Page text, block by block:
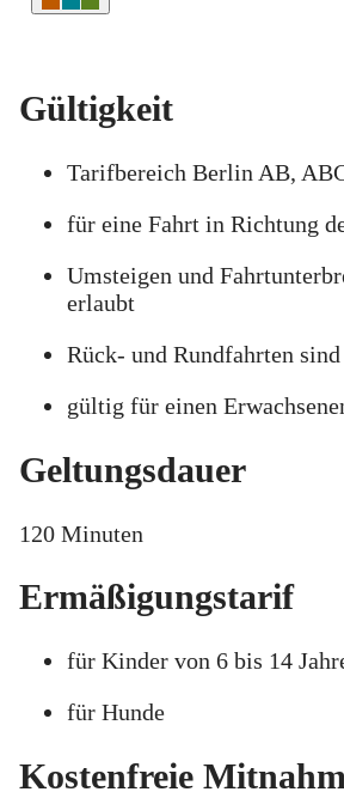
Gültigkeit
Tarifbereich Berlin AB,
für eine Fahrt in Richtung
Umsteigen und
erlaubt
Rück- und Rundfahrten sind
gültig für einen
Geltungsdauer
120 Minuten
Ermäßigungstarif
für Kinder von 6 bis 14
für Hunde
Kostenfreie